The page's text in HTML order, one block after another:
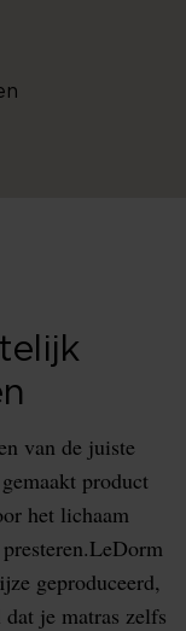
van de juiste
product
het lichaam
geproduceerd,
je matras zelfs